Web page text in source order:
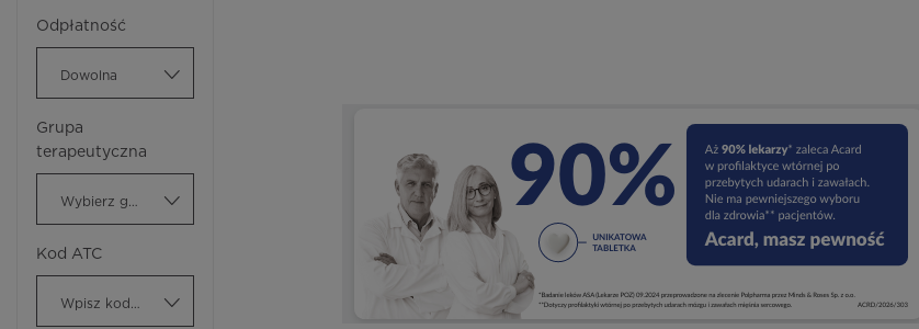
Odpłatność
Dowolna
Grupa
terapeutyczna
Kod ATC